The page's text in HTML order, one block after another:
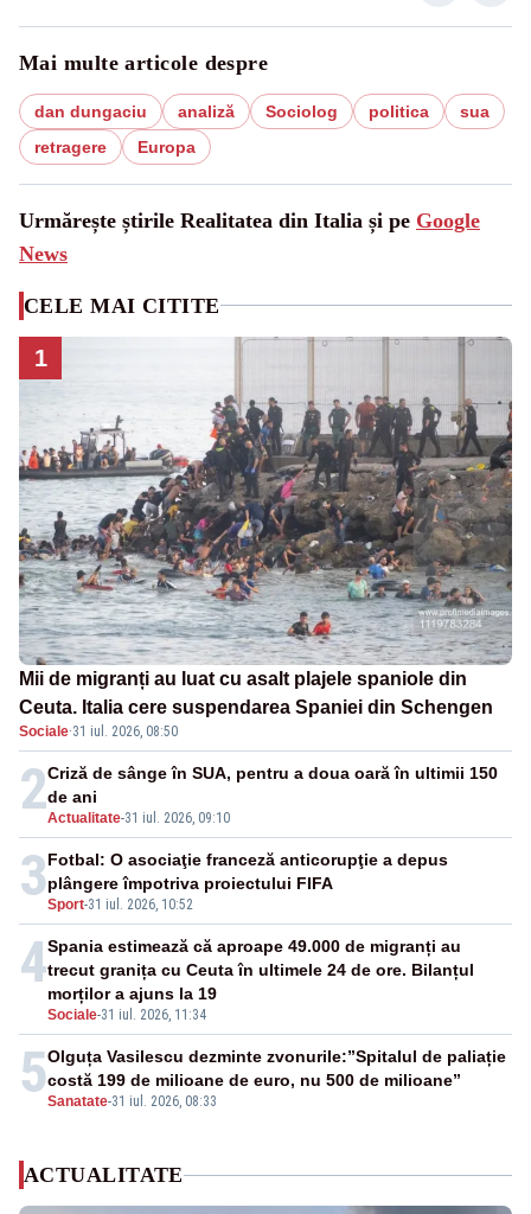
Mai multe articole despre
dan dungaciu analiză Sociolog politica
sua
retragere
Europa
Urmărește știrile Realitatea din Italia și pe Google
News
CELE MAI CITITE
1
Mii de migranți au luat cu asalt plajele spaniole din
Ceuta. Italia cere suspendarea Spaniei din Schengen
Sociale·31 iul. 2026, 08:50
2Actualitate-31 iul. 2026, 09:10
Criză de sânge în SUA, pentru a doua oară în ultimii 150
de ani
3Sport-31 iul. 2026, 10:52
Fotbal: O asociaţie franceză anticorupţie a depus
plângere împotriva proiectului FIFA
4
Sociale-31 iul. 2026, 11:34
Spania estimează că aproape 49.000 de migranți au
trecut granița cu Ceuta în ultimele 24 de ore. Bilanțul
morților a ajuns la 19
5Sanatate-31 iul. 2026, 08:33
Olguța Vasilescu dezminte zvonurile:”Spitalul de paliație
costă 199 de milioane de euro, nu 500 de milioane”
ACTUALITATE